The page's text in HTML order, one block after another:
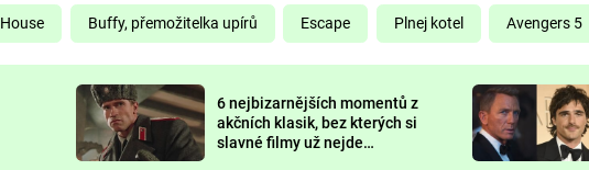
DELIVERANCE
CHUCK
NORRIS
DEADPOOL
Buffy, přemožitelka upírů Escape Plnej kotel Avengers 5
6 nejbizarnějších momentů z
akčních klasik, bez kterých si
slavné filmy už nejde